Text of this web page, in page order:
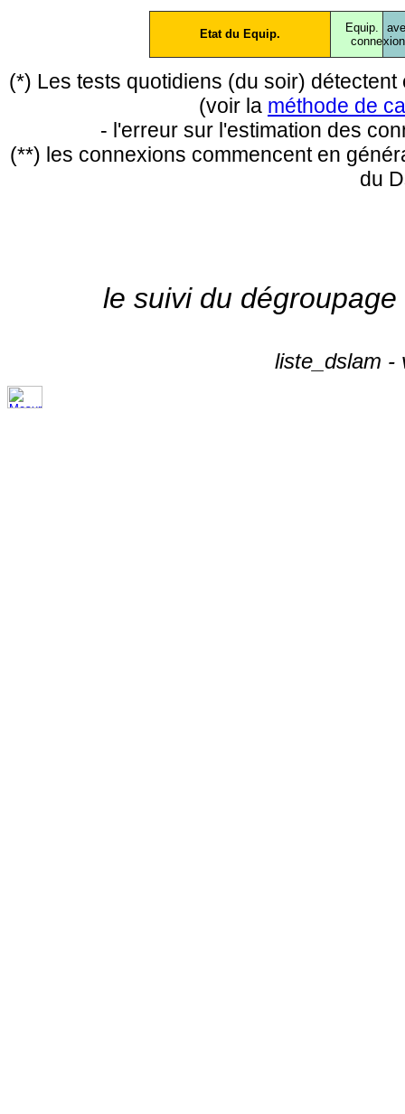
Etat du Equip.
Equip.
conne
(*) Les tests quotidiens (du soir)
(voir la méthode de
- l'erreur sur l'estimation des
(**) les connexions commencent en
du
le suivi du
liste_dslam -